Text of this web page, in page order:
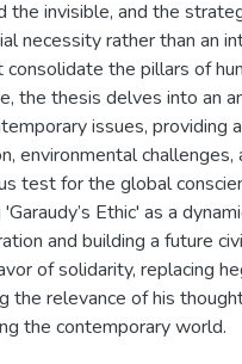
the invisible, and the
necessity rather than an
the pillars of
the thesis delves into an
issues, providing
environmental challenges,
test for the global
Ethic' as a
and building a future
of solidarity, replacing
the relevance of his
the contemporary world.